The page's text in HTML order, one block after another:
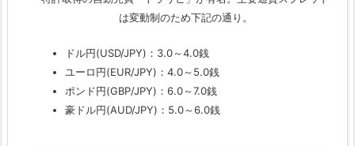
は変動制のため下記の通り。
ドル円(USD/JPY)：3.0～4.0銭
ユーロ円(EUR/JPY)：4.0～5.0銭
ポンド円(GBP/JPY)：6.0～7.0銭
豪ドル円(AUD/JPY)：5.0～6.0銭